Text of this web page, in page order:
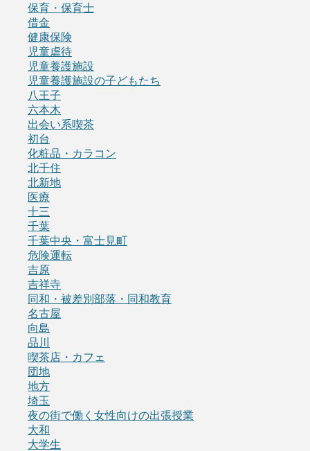
保育・保育士
借金
健康保険
児童虐待
児童養護施設
児童養護施設の子どもたち
八王子
六本木
出会い系喫茶
初台
化粧品・カラコン
北千住
北新地
医療
十三
千葉
千葉中央・富士見町
危険運転
吉原
吉祥寺
同和・被差別部落・同和教育
名古屋
向島
品川
喫茶店・カフェ
団地
地方
埼玉
夜の街で働く女性向けの出張授業
大和
大学生